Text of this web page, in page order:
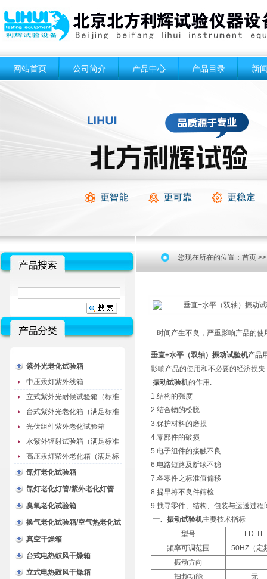
网站首页 公司简介 产品中心 产品目录 新
紫外光老化试验箱
中压汞灯紫外线箱
立式紫外光耐候试验箱（标准
型）
台式紫外光老化箱（满足标准
GB/T16776）
光伏组件紫外老化试验箱
水紫外辐射试验箱（满足标准
JC485-1992）
高压汞灯紫外老化箱（满足标
准GB/T16777）
氙灯老化试验箱
氙灯老化灯管/紫外老化灯管
（耗材）
臭氧老化试验箱
换气老化试验箱/空气热老化试
验箱
真空干燥箱
台式电热鼓风干燥箱
立式电热鼓风干燥箱
您现在所在的位置： 首页
时间产生不良，严重影响产品的
垂直+水平（双轴）振动试验机产品
影响产品的使用和不必要的经济损
振动试验机的作用:
1.结构的强度
2.结合物的松脱
3.保护材料的磨损
4.零部件的破损
5.电子组件的接触不良
6.电路短路及断续不稳
7.各零件之标准值偏移
8.提早将不良件筛检
9.找寻零件、结构、包装与运送过程
一、振动试验机主要技术指标
型号
LD-TL
频率可调范围
50HZ（定
振动方向
扫频功能
无